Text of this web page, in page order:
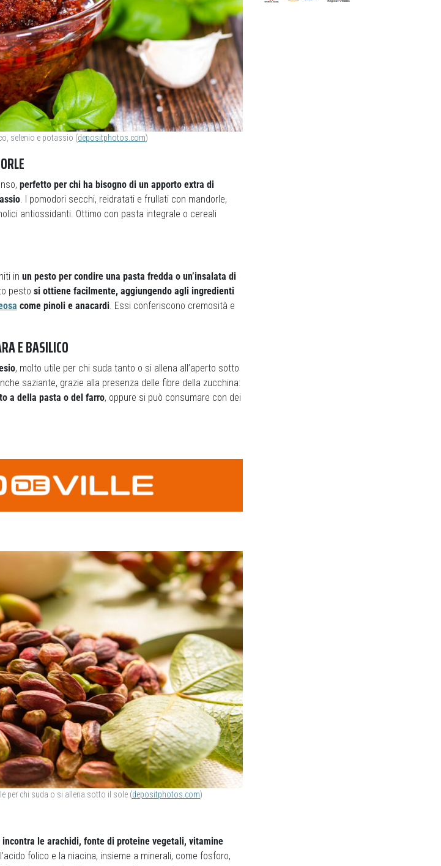
selenio e potassio (depositphotos.com)
perfetto per chi ha bisogno di un apporto extra di
. I pomodori secchi, reidratati e frullati con mandorle,
antiossidanti. Ottimo con pasta integrale o cereali
in un pesto per condire una pasta fredda o un’insalata di
pesto si ottiene facilmente, aggiungendo agli ingredienti
come pinoli e anacardi . Essi conferiscono cremosità e
E BASILICO
, molto utile per chi suda tanto o si allena all’aperto sotto
saziante, grazie alla presenza delle fibre della zucchina:
a della pasta o del farro, oppure si può consumare con dei
per chi suda o si allena sotto il sole (depositphotos.com)
incontra le arachidi, fonte di proteine vegetali, vitamine
folico e la niacina, insieme a minerali, come fosforo,